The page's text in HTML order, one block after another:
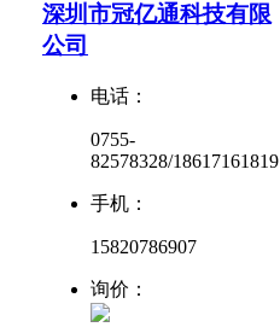
深圳市冠亿通科技有限
公司
电话：
0755-
82578328/18617161819
手机：
15820786907
询价：